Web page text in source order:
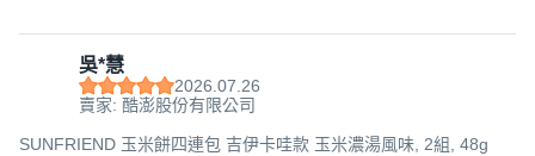
吳*慧
2026.07.26
賣家: 酷澎股份有限公司
SUNFRIEND 玉米餅四連包 吉伊卡哇款 玉米濃湯風味, 2組, 48g